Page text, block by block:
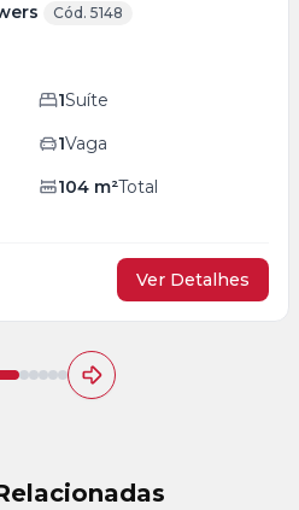
Cód. 5148
1Suíte
1Vaga
104 m²Total
Ver Detalhes